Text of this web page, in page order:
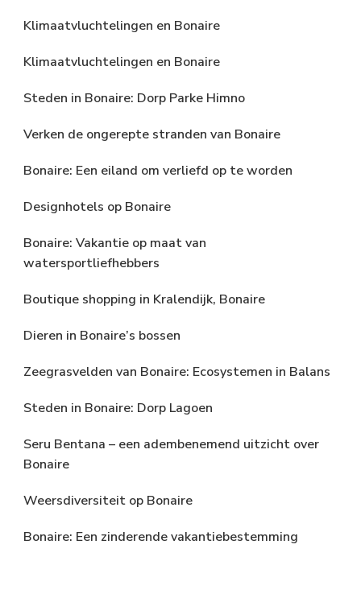
Klimaatvluchtelingen en Bonaire
Klimaatvluchtelingen en Bonaire
Steden in Bonaire: Dorp Parke Himno
Verken de ongerepte stranden van Bonaire
Bonaire: Een eiland om verliefd op te worden
Designhotels op Bonaire
Bonaire: Vakantie op maat van
watersportliefhebbers
Boutique shopping in Kralendijk, Bonaire
Dieren in Bonaire’s bossen
Zeegrasvelden van Bonaire: Ecosystemen in Balans
Steden in Bonaire: Dorp Lagoen
Seru Bentana – een adembenemend uitzicht over
Bonaire
Weersdiversiteit op Bonaire
Bonaire: Een zinderende vakantiebestemming